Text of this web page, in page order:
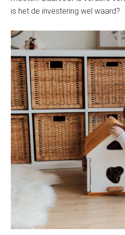
is het de investering wel waard?